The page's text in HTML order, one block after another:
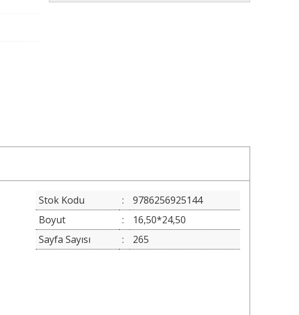
Stok Kodu :
9786256925144
Boyut
:
16,50*24,50
Sayfa Sayısı
: 265